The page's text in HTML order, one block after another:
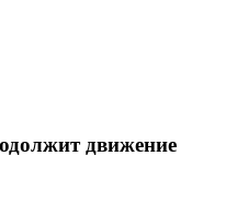
движение